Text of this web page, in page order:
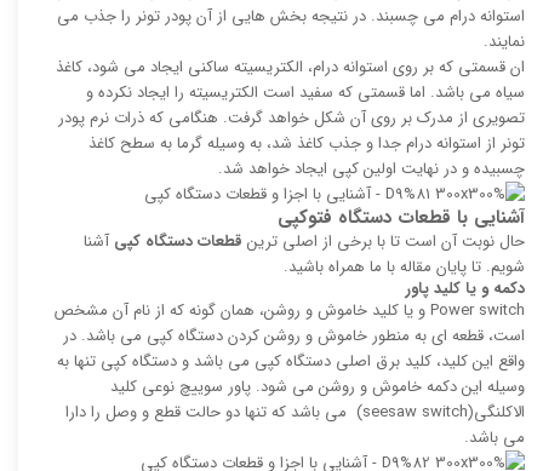
استوانه درام می چسبند. در نتیجه بخش هایی از آن پودر تونر را جذب می
نمایند.
ان قسمتی که بر روی استوانه درام، الکتریسیته ساکنی ایجاد می شود، کاغذ
سیاه می باشد. اما قسمتی که سفید است الکتریسیته را ایجاد نکرده و
تصویری از مدرک بر روی آن شکل خواهد گرفت. هنگامی که ذرات نرم پودر
تونر از استوانه درام جدا و جذب کاغذ شد، به وسیله گرما به سطح کاغذ
چسبیده و در نهایت اولین کپی ایجاد خواهد شد.
آشنایی با قطعات دستگاه فتوکپی
حال نوبت آن است تا با برخی از اصلی ترین قطعات دستگاه کپی آشنا
شویم. تا پایان مقاله با ما همراه باشید.
دکمه و یا کلید پاور
Power switch و یا کلید خاموش و روشن، همان گونه که از نام آن مشخص
است، قطعه ای به منطور خاموش و روشن کردن دستگاه کپی می باشد. در
واقع این کلید، کلید برق اصلی دستگاه کپی می باشد و دستگاه کپی تنها به
وسیله این دکمه خاموش و روشن می شود. پاور سوییچ نوعی کلید
الاکلنگی(seesaw switch) می باشد که تنها دو حالت قطع و وصل را دارا
می باشد.